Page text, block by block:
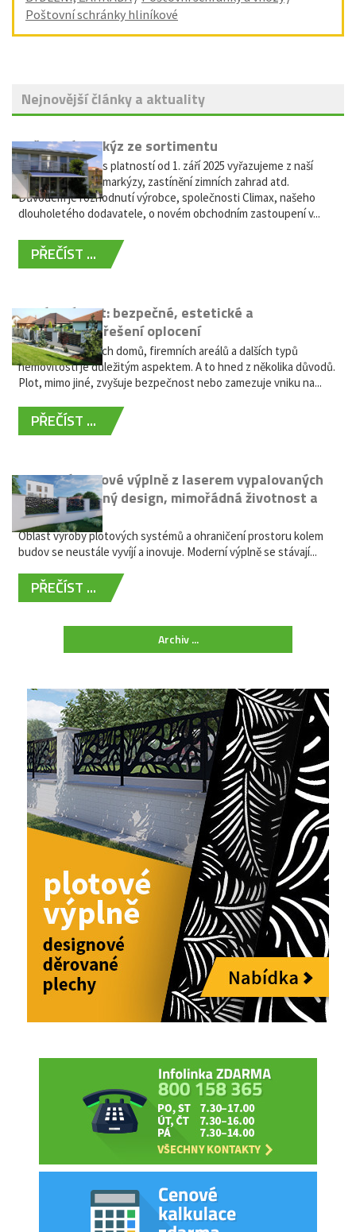
Poštovní schránky hliníkové
Nejnovější články a aktuality
Vyřazení markýz ze sortimentu
Vážení zákazníci, s platností od 1. září 2025 vyřazujeme z naší
nabídky výsuvné markýzy, zastínění zimních zahrad atd.
Důvodem je rozhodnutí výrobce, společnosti Climax, našeho
dlouholetého dodavatele, o novém obchodním zastoupení v...
PŘEČÍST ...
Hliníkový plot: bezpečné, estetické a
bezúdržbové řešení oplocení
Oplocení rodinných domů, firemních areálů a dalších typů
nemovitostí je důležitým aspektem. A to hned z několika důvodů.
Plot, mimo jiné, zvyšuje bezpečnost nebo zamezuje vniku na...
PŘEČÍST ...
Moderní plotové výplně z laserem vypalovaných
kovů: výjimečný design, mimořádná životnost a
žádná údržba
Oblast výroby plotových systémů a ohraničení prostoru kolem
budov se neustále vyvíjí a inovuje. Moderní výplně se stávají...
PŘEČÍST ...
Archiv ...